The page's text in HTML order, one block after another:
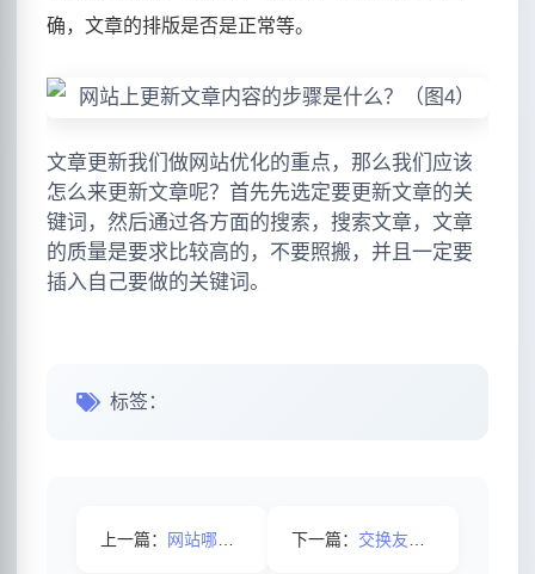
确，文章的排版是否是正常等。
文章更新我们做网站优化的重点，那么我们应该
怎么来更新文章呢？首先先选定要更新文章的关
键词，然后通过各方面的搜索，搜索文章，文章
的质量是要求比较高的，不要照搬，并且一定要
插入自己要做的关键词。
标签：
上一篇： 网站哪些细节影响着百度蜘蛛的抓取频率？ 下一篇： 交换友情链接对网站起到哪些作用呢?